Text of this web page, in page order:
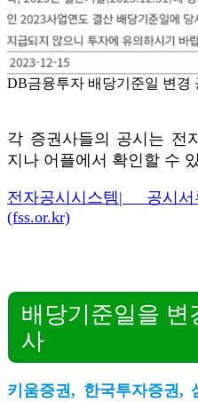
DB금융투자 배당기준일 변경
각 증권사들의 공시는 전
지나 어플에서 확인할 수
전자공시시스템| 공시
(fss.or.kr)
배당기준일을 변
사
키움증권, 한국투자증권,